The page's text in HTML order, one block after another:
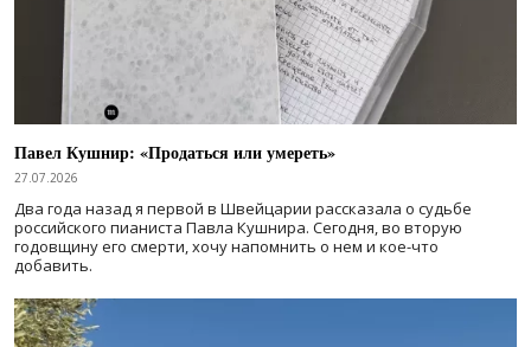
Павел Кушнир: «Продаться или умереть»
27.07.2026
Два года назад я первой в Швейцарии рассказала о судьбе
российского пианиста Павла Кушнира. Сегодня, во вторую
годовщину его смерти, хочу напомнить о нем и кое-что
добавить.